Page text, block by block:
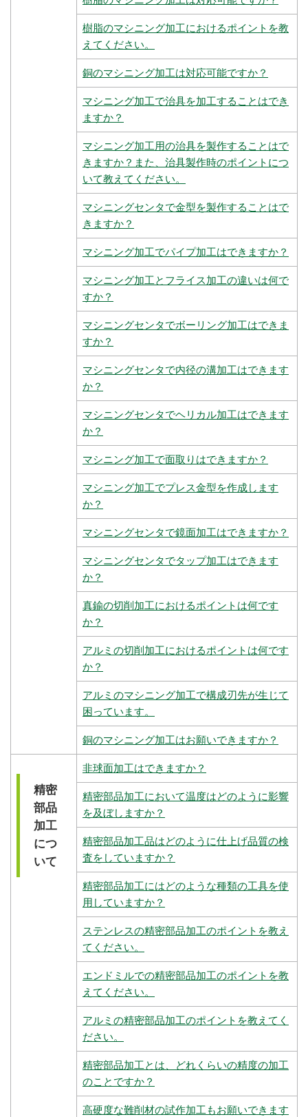
樹脂のマシニング加工におけるポイントを教
えてください。
銅のマシニング加工は対応可能ですか？
マシニング加工で治具を加工することはでき
ますか？
マシニング加工用の治具を製作することはで
きますか？また、治具製作時のポイントにつ
いて教えてください。
マシニングセンタで金型を製作することはで
きますか？
マシニング加工でパイプ加工はできますか？
マシニング加工とフライス加工の違いは何で
すか？
マシニングセンタでボーリング加工はできま
すか？
マシニングセンタで内径の溝加工はできます
か？
マシニングセンタでヘリカル加工はできます
か？
マシニング加工で面取りはできますか？
マシニング加工でプレス金型を作成します
か？
マシニングセンタで鏡面加工はできますか？
マシニングセンタでタップ加工はできます
か？
真鍮の切削加工におけるポイントは何です
か？
アルミの切削加工におけるポイントは何です
か？
アルミのマシニング加工で構成刃先が生じて
困っています。
銅のマシニング加工はお願いできますか？
精密
部品
加工
につ
いて
非球面加工はできますか？
精密部品加工において温度はどのように影響
を及ぼしますか？
精密部品加工品はどのように仕上げ品質の検
査をしていますか？
精密部品加工にはどのような種類の工具を使
用していますか？
ステンレスの精密部品加工のポイントを教え
てください。
エンドミルでの精密部品加工のポイントを教
えてください。
アルミの精密部品加工のポイントを教えてく
ださい。
精密部品加工とは、どれくらいの精度の加工
のことですか？
高硬度な難削材の試作加工もお願いできます